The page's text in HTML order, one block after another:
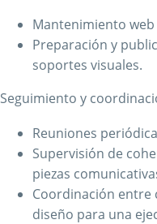
Mantenimiento
Preparación y
soportes visuales.
Seguimiento y
Reuniones
Supervisión de
piezas
Coordinación entre
diseño para una